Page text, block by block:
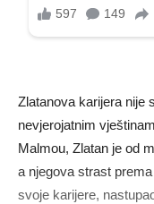
Zlatanova karijera nije
nevjerojatnim
Malmou, Zlatan je od
a njegova strast
svoje karijere,